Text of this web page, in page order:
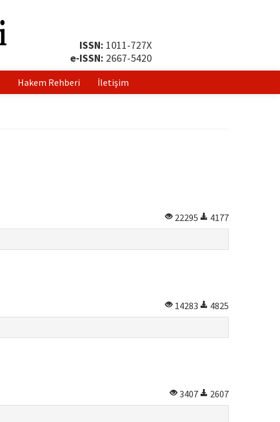
ISSN: 1011-727X
e-ISSN: 2667-5420
Hakem Rehberi İletişim
22295
4177
14283
4825
3407
2607